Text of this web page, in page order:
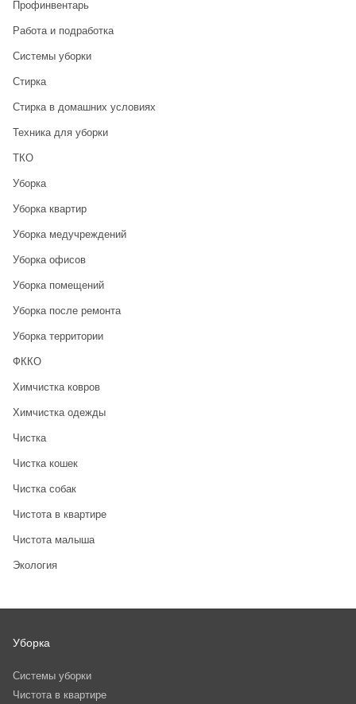
Профинвентарь
Работа и подработка
Системы уборки
Стирка
Стирка в домашних условиях
Техника для уборки
ТКО
Уборка
Уборка квартир
Уборка медучреждений
Уборка офисов
Уборка помещений
Уборка после ремонта
Уборка территории
ФККО
Химчистка ковров
Химчистка одежды
Чистка
Чистка кошек
Чистка собак
Чистота в квартире
Чистота малыша
Экология
Уборка
Системы уборки
Чистота в квартире